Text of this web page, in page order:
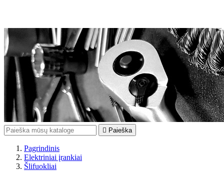
 Paieška
Pagrindinis
Elektriniai įrankiai
Šlifuokliai